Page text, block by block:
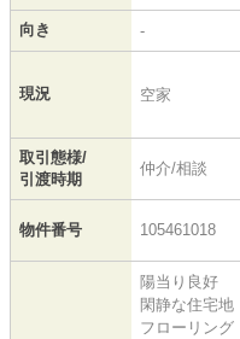
向き -
現況 空家
取引態様/
引渡時期
仲介/相談
物件番号 105461018
陽当り良好
閑静な住宅地
フローリング